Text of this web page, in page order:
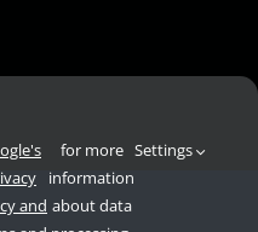
and
for more
information
about data
Settings